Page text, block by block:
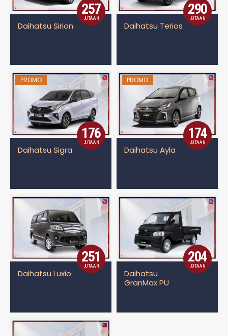
257
JUTAAN
Daihatsu Sirion
290
JUTAAN
Daihatsu Terios
PROMO
176
JUTAAN
Daihatsu Sigra
PROMO
174
JUTAAN
Daihatsu Ayla
251
JUTAAN
Daihatsu Luxio
204
JUTAAN
Daihatsu
GranMax PU